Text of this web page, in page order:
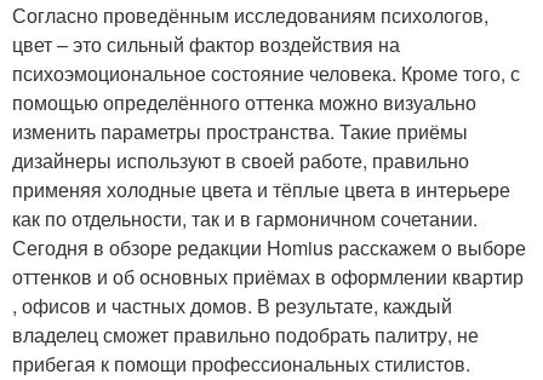
Согласно проведённым исследованиям психологов,
цвет – это сильный фактор воздействия на
психоэмоциональное состояние человека. Кроме того, с
помощью определённого оттенка можно визуально
изменить параметры пространства. Такие приёмы
дизайнеры используют в своей работе, правильно
применяя холодные цвета и тёплые цвета в интерьере
как по отдельности, так и в гармоничном сочетании.
Сегодня в обзоре редакции Homius расскажем о выборе
оттенков и об основных приёмах в оформлении квартир
, офисов и частных домов. В результате, каждый
владелец сможет правильно подобрать палитру, не
прибегая к помощи профессиональных стилистов.